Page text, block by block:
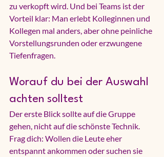
zu verkopft wird. Und bei Teams ist der
Vorteil klar: Man erlebt Kolleginnen und
Kollegen mal anders, aber ohne peinliche
Vorstellungsrunden oder erzwungene
Tiefenfragen.
Worauf du bei der Auswahl
achten solltest
Der erste Blick sollte auf die Gruppe
gehen, nicht auf die schönste Technik.
Frag dich: Wollen die Leute eher
entspannt ankommen oder suchen sie